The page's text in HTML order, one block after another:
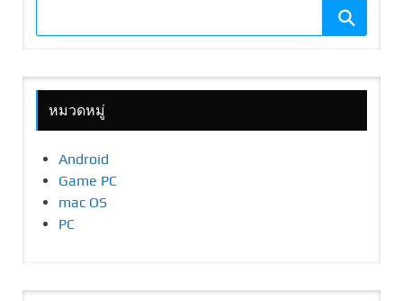
หมวดหมู่
Android
Game PC
mac OS
PC